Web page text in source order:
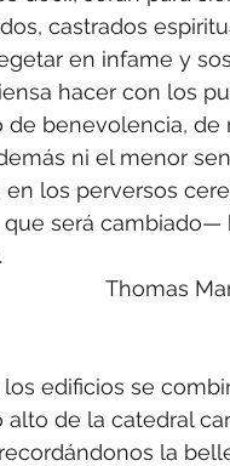
castrados
en infame y
hacer con los
benevolencia, de
ni el menor
los perversos
será cambiado—
Thomas
edificios se
de la catedral
la